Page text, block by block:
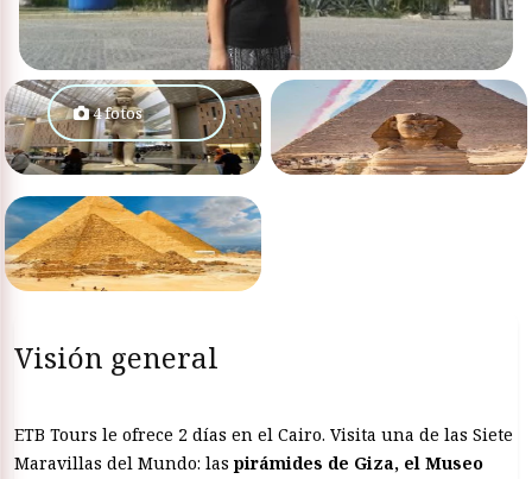
4 fotos
Visión general
ETB Tours le ofrece 2 días en el Cairo. Visita una de las Siete
Maravillas del Mundo: las pirámides de Giza, el Museo